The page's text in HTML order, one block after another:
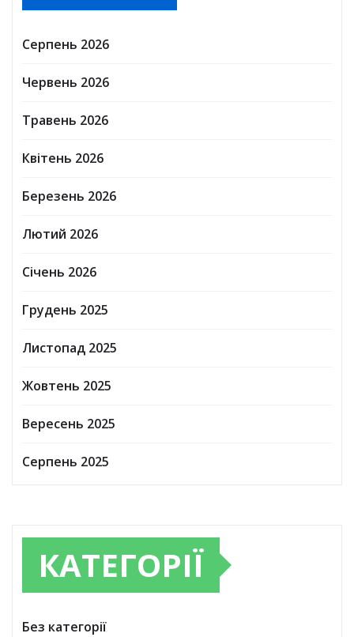
Серпень 2026
Червень 2026
Травень 2026
Квітень 2026
Березень 2026
Лютий 2026
Січень 2026
Грудень 2025
Листопад 2025
Жовтень 2025
Вересень 2025
Серпень 2025
КАТЕГОРІЇ
Без категорії